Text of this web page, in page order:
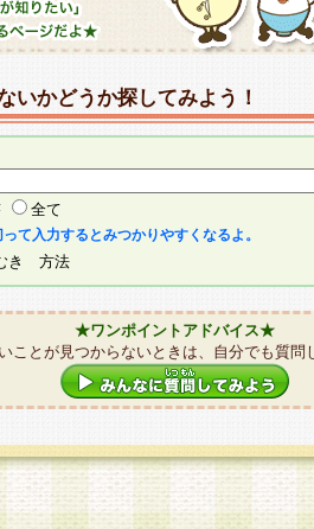
いかどうか探してみよう！
全て
て入力するとみつかりやすくなるよ。
方法
★ワンポイントアドバイス★
ことが見つからないときは、自分でも質問